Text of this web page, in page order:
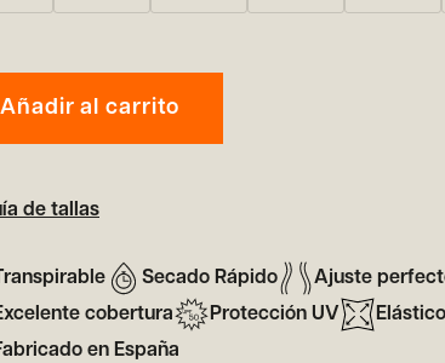
Añadir al carrito
de tallas
Secado Rápido Ajuste
cobertura
Protección UV
en España